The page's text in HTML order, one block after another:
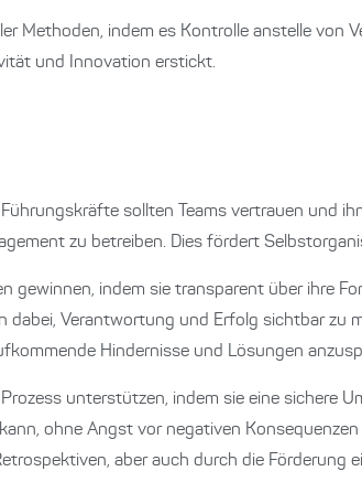
Methoden, indem es Kontrolle anstelle von
und Innovation erstickt.
Führungskräfte sollten Teams vertrauen und
zu betreiben. Dies fördert
gewinnen, indem sie transparent über ihre
dabei, Verantwortung und Erfolg sichtbar zu
Hindernisse und Lösungen
unterstützen, indem sie eine sichere
ohne Angst vor negativen
aber auch durch die